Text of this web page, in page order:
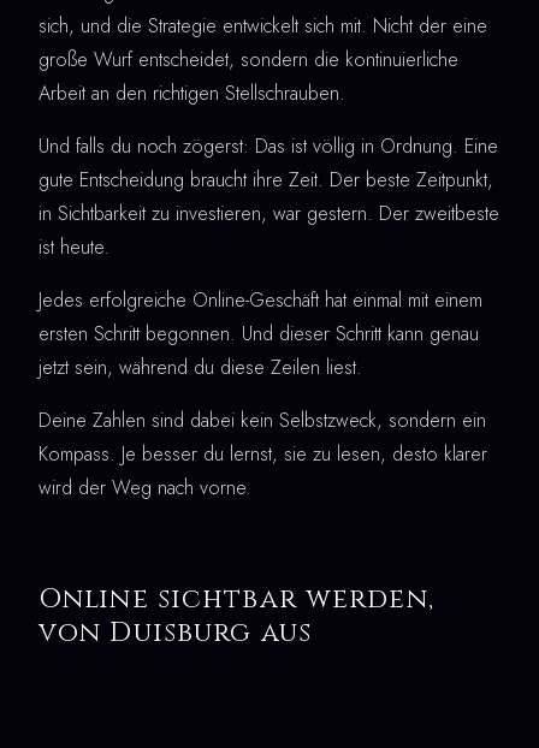
sich, und die Strategie entwickelt sich mit. Nicht der eine
große Wurf entscheidet, sondern die kontinuierliche
Arbeit an den richtigen Stellschrauben.
Und falls du noch zögerst: Das ist völlig in Ordnung. Eine
gute Entscheidung braucht ihre Zeit. Der beste Zeitpunkt,
in Sichtbarkeit zu investieren, war gestern. Der zweitbeste
ist heute.
Jedes erfolgreiche Online-Geschäft hat einmal mit einem
ersten Schritt begonnen. Und dieser Schritt kann genau
jetzt sein, während du diese Zeilen liest.
Deine Zahlen sind dabei kein Selbstzweck, sondern ein
Kompass. Je besser du lernst, sie zu lesen, desto klarer
wird der Weg nach vorne.
Online sichtbar werden,
von Duisburg aus